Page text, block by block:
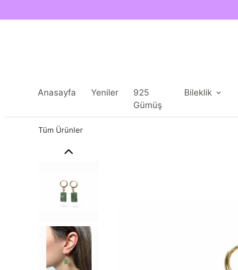
Anasayfa Yeniler
925
Gümüş
Bileklik
Tüm Ürünler